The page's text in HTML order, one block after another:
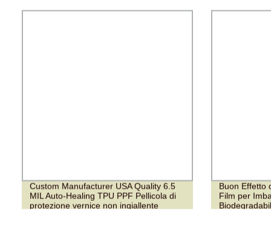
Custom Manufacturer USA Quality 6.5
MIL Auto-Healing TPU PPF Pellicola di
protezione vernice non ingiallente
Buon Effetto
Film per